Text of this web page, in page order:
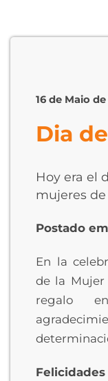
16 de Maio
Dia
Hoy era el
mujeres
Postado
En la
de la
regalo